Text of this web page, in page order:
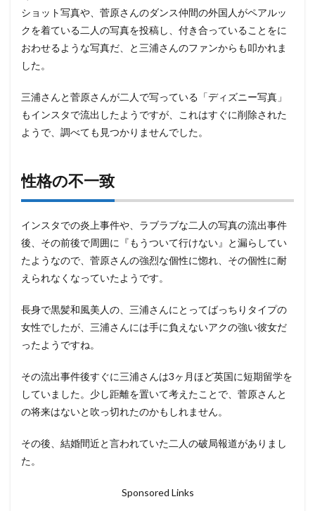
ショット写真や、菅原さんのダンス仲間の外国人がペアルッ
クを着ている二人の写真を投稿し、付き合っていることをに
おわせるような写真だ、と三浦さんのファンからも叩かれま
した。
三浦さんと菅原さんが二人で写っている「ディズニー写真」
もインスタで流出したようですが、これはすぐに削除された
ようで、調べても見つかりませんでした。
性格の不一致
インスタでの炎上事件や、ラブラブな二人の写真の流出事件
後、その前後で周囲に『もうついて行けない』と漏らしてい
たようなので、菅原さんの強烈な個性に惚れ、その個性に耐
えられなくなっていたようです。
長身で黒髪和風美人の、三浦さんにとってばっちりタイプの
女性でしたが、三浦さんには手に負えないアクの強い彼女だ
ったようですね。
その流出事件後すぐに三浦さんは3ヶ月ほど英国に短期留学を
していました。少し距離を置いて考えたことで、菅原さんと
の将来はないと吹っ切れたのかもしれません。
その後、結婚間近と言われていた二人の破局報道がありまし
た。
Sponsored Links